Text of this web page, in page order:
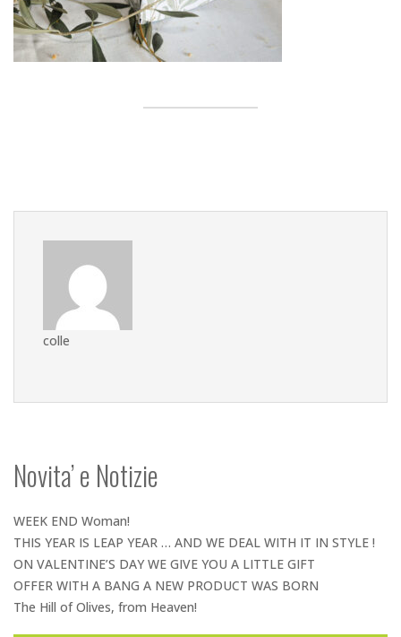
colle
Novita’ e Notizie
WEEK END Woman!
THIS YEAR IS LEAP YEAR … AND WE DEAL WITH IT IN STYLE !
ON VALENTINE’S DAY WE GIVE YOU A LITTLE GIFT
OFFER WITH A BANG A NEW PRODUCT WAS BORN
The Hill of Olives, from Heaven!